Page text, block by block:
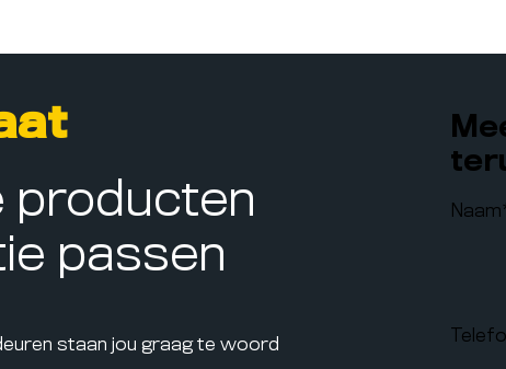
producten
passen
staan jou graag te woord
Naam